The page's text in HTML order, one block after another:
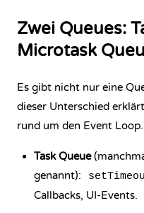
Zwei Queues:
Microtask
Es gibt nicht nur eine
dieser Unterschied
rund um den Event Loop.
Task Queue
genannt):
Callbacks, UI-Events.